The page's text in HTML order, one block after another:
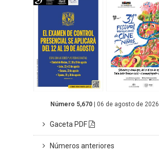
Número 5,670 | 06 de agosto de 2026
Gaceta PDF
Números anteriores